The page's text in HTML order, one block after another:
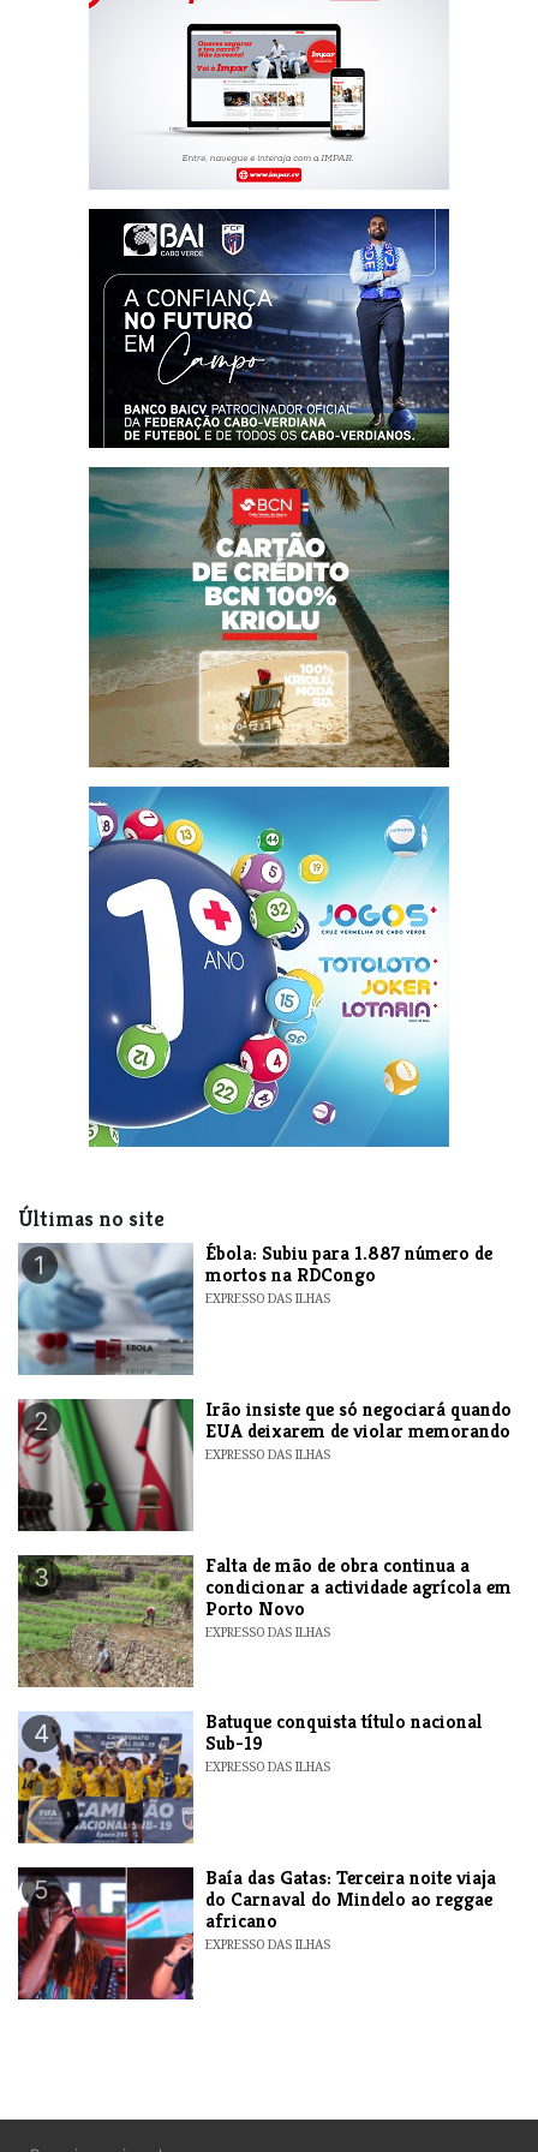
Últimas no site
1
​Ébola: Subiu para 1.887 número de
mortos na RDCongo
EXPRESSO DAS ILHAS
2
​Irão insiste que só negociará quando
EUA deixarem de violar memorando
EXPRESSO DAS ILHAS
3
Falta de mão de obra continua a
condicionar a actividade agrícola em
Porto Novo
EXPRESSO DAS ILHAS
4
​Batuque conquista título nacional
Sub-19
EXPRESSO DAS ILHAS
5
Baía das Gatas: Terceira noite viaja
do Carnaval do Mindelo ao reggae
africano
EXPRESSO DAS ILHAS